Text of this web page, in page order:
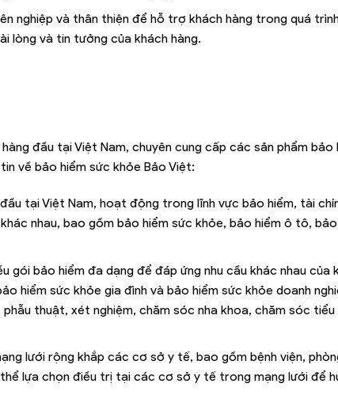
nghiệp và thân thiện để hỗ trợ khách hàng trong quá
lòng và tin tưởng của khách hàng.
đầu tại Việt Nam, chuyên cung cấp các sản phẩm bảo
về bảo hiểm sức khỏe Bảo Việt:
tại Việt Nam, hoạt động trong lĩnh vực bảo hiểm, tài
nhau, bao gồm bảo hiểm sức khỏe, bảo hiểm ô tô,
gói bảo hiểm đa dạng để đáp ứng nhu cầu khác nhau của
hiểm sức khỏe gia đình và bảo hiểm sức khỏe doanh
thuật, xét nghiệm, chăm sóc nha khoa, chăm sóc tiểu
lưới rộng khắp các cơ sở y tế, bao gồm bệnh viện,
lựa chọn điều trị tại các cơ sở y tế trong mạng lưới để